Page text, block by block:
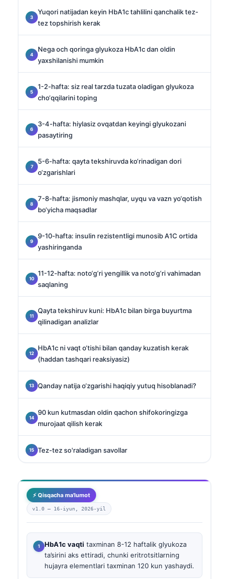
Yuqori natijadan keyin HbA1c tahlilini qanchalik tez-
tez topshirish kerak
Nega och qoringa glyukoza HbA1c dan oldin
yaxshilanishi mumkin
1-2-hafta: siz real tarzda tuzata oladigan glyukoza
cho‘qqilarini toping
3-4-hafta: hiylasiz ovqatdan keyingi glyukozani
pasaytiring
5-6-hafta: qayta tekshiruvda ko‘rinadigan dori
o‘zgarishlari
7-8-hafta: jismoniy mashqlar, uyqu va vazn yo‘qotish
bo‘yicha maqsadlar
9-10-hafta: insulin rezistentligi munosib A1C ortida
yashiringanda
11-12-hafta: noto‘g‘ri yengillik va noto‘g‘ri vahimadan
saqlaning
Qayta tekshiruv kuni: HbA1c bilan birga buyurtma
qilinadigan analizlar
HbA1c ni vaqt o‘tishi bilan qanday kuzatish kerak
(haddan tashqari reaksiyasiz)
Qanday natija o‘zgarishi haqiqiy yutuq hisoblanadi?
90 kun kutmasdan oldin qachon shifokoringizga
murojaat qilish kerak
Tez-tez so'raladigan savollar
⚡ Qisqacha ma'lumot
v1.0 — 16-iyun, 2026-yil
HbA1c vaqti taxminan 8-12 haftalik glyukoza
ta’sirini aks ettiradi, chunki eritrotsitlarning
hujayra elementlari taxminan 120 kun yashaydi.